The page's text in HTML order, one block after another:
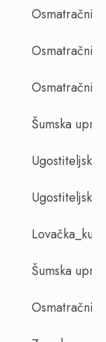
Osmatračnica
Osmatračnica
Osmatračnica
Šumska
Lovačka_kuća
Šumska
Osmatračnica